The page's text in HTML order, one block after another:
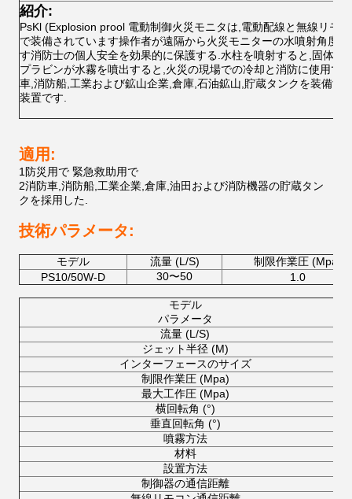
紹介:
PsKl (Explosion prool 電動制御火災モニタは,電動配線と無線リモ
で装備されています操作者が遠隔から火災モニターの水噴射角度
す消防士の個人安全を効果的に保護する.水柱を噴射すると,固体火
プラビンが水霧を噴出すると,火災の現場での冷却と消防に使用で
車,消防船,工業および鉱山企業,倉庫,石油鉱山,貯蔵タンクを装備す
装置です.
適用:
1防災用で 緊急救助用で
2消防車,消防船,工業企業,倉庫,油田および消防機器の貯蔵タン
クを採用した.
技術パラメータ:
モデル 流量 (L/S)
制限作業圧 (Mpa)
PS10/50W-D
30〜50 1.0
モデル
パラメータ
流量 (L/S)
ジェット半径 (M)
インターフェースのサイズ
制限作業圧 (Mpa)
最大工作圧 (Mpa)
横回転角 (°)
垂直回転角 (°)
噴霧方法
材料
設置方法
制御器の通信距離